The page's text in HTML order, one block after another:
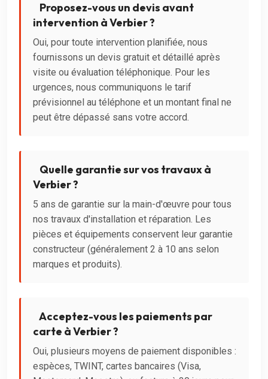
Proposez-vous un devis avant
intervention à Verbier ?
Oui, pour toute intervention planifiée, nous
fournissons un devis gratuit et détaillé après
visite ou évaluation téléphonique. Pour les
urgences, nous communiquons le tarif
prévisionnel au téléphone et un montant final ne
peut être dépassé sans votre accord.
Quelle garantie sur vos travaux à
Verbier ?
5 ans de garantie sur la main-d'œuvre pour tous
nos travaux d'installation et réparation. Les
pièces et équipements conservent leur garantie
constructeur (généralement 2 à 10 ans selon
marques et produits).
Acceptez-vous les paiements par
carte à Verbier ?
Oui, plusieurs moyens de paiement disponibles :
espèces, TWINT, cartes bancaires (Visa,